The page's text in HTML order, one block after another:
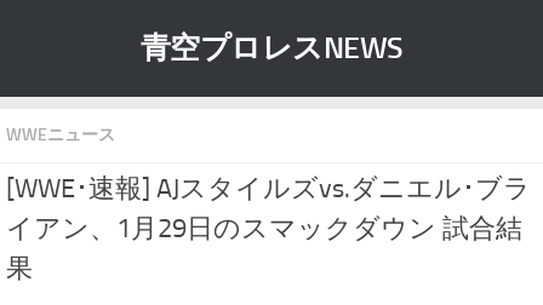
青空プロレスNEWS
WWEニュース
[WWE･速報] AJスタイルズvs.ダニエル･ブラ
イアン、1月29日のスマックダウン 試合結
果